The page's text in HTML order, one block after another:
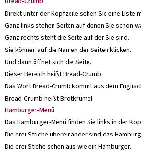
Direkt unter der Kopfzeile sehen Sie eine Liste
Ganz links stehen Seiten auf denen Sie schon
Ganz rechts steht die Seite auf der Sie sind.
Sie können auf die Namen der Seiten klicken.
Und dann öffnet sich die Seite.
Dieser Bereich heißt Bread-Crumb.
Das Wort Bread-Crumb kommt aus dem
Bread-Crumb heißt Brotkrümel.
Hamburger-Menü
Das Hamburger-Menü finden Sie links in der
Die drei Striche übereinander sind das
Die drei Stiche sehen aus wie ein Hamburger.